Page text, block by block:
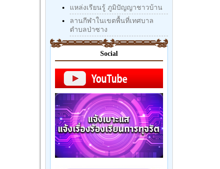
แหล่งเรียนรู้ ภูมิปัญญาชาวบ้าน
ลานกีฬาในเขตพื้นที่เทศบาล
ตำบลป่าซาง
Social